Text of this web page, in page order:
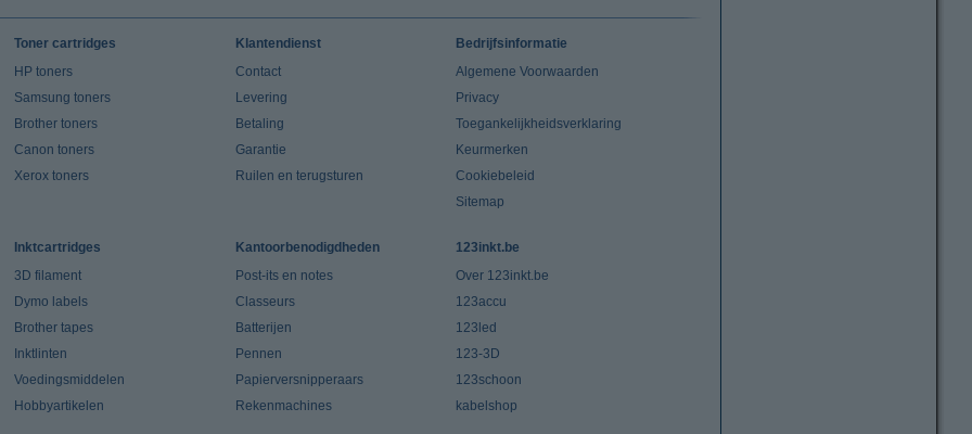
Toner cartridges
HP toners
Samsung toners
Brother toners
Canon toners
Xerox toners
Klantendienst
Contact
Levering
Betaling
Garantie
Ruilen en terugsturen
Bedrijfsinformatie
Algemene Voorwaarden
Privacy
Toegankelijkheidsverklaring
Keurmerken
Cookiebeleid
Sitemap
Inktcartridges
3D filament
Dymo labels
Brother tapes
Inktlinten
Voedingsmiddelen
Hobbyartikelen
Kantoorbenodigdheden
Post-its en notes
Classeurs
Batterijen
Pennen
Papierversnipperaars
Rekenmachines
123inkt.be
Over 123inkt.be
123accu
123led
123-3D
123schoon
kabelshop